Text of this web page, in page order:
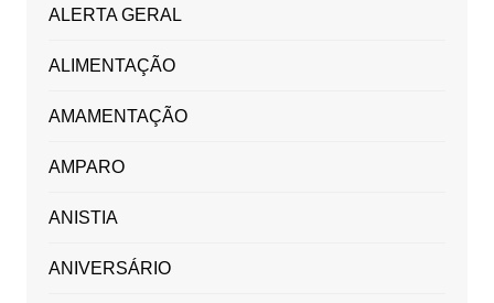
ALERTA GERAL
ALIMENTAÇÃO
AMAMENTAÇÃO
AMPARO
ANISTIA
ANIVERSÁRIO